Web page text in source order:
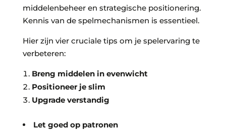
middelenbeheer en strategische positionering.
Kennis van de spelmechanismen is essentieel.
Hier zijn vier cruciale tips om je spelervaring te
verbeteren:
Breng middelen in evenwicht
Positioneer je slim
Upgrade verstandig
Let goed op patronen